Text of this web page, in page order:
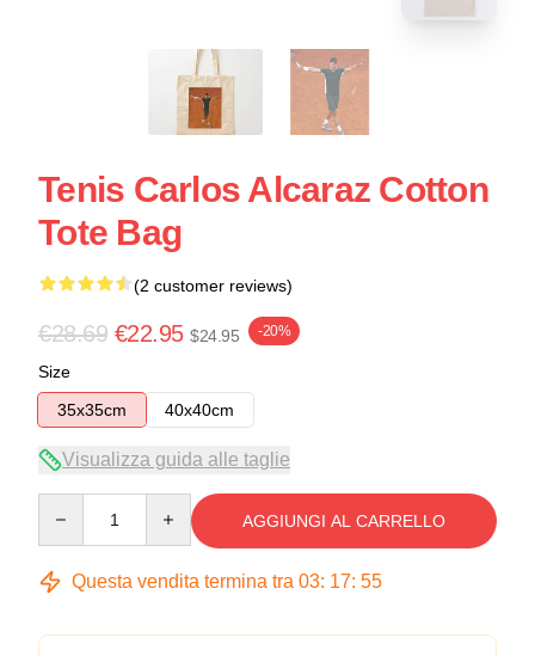
Tenis Carlos Alcaraz Cotton
Tote Bag
(2 customer reviews)
€28.69 €22.95 $24.95 -20%
Size
35x35cm
40x40cm
Visualizza guida alle taglie
AGGIUNGI AL CARRELLO
Questa vendita termina tra 03: 17: 54